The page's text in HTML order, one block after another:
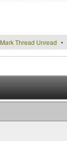
Mark Thread Unread